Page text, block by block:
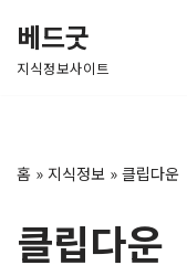
콘
건
기
베드굿
지식정보사이트
홈 » 지식정보 » 클립다운
클립다운